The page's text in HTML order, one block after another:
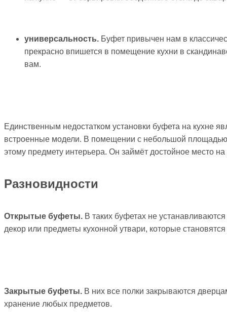
универсальность. Буфет привычен нам в
прекрасно впишется в помещение кухни в
вам.
Единственным недостатком установки буфета на кухне
встроенные модели. В помещении с небольшой площадью
этому предмету интерьера. Он займёт достойное место
Разновидности
Открытые буфеты. В таких буфетах не
декор или предметы кухонной утвари, которые
Закрытые буфеты. В них все полки закрываются
хранение любых предметов.